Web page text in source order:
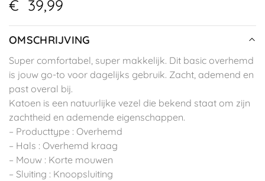
€ 39,99
OMSCHRIJVING
Super comfortabel, super makkelijk. Dit basic overhemd
is jouw go-to voor dagelijks gebruik. Zacht, ademend en
past overal bij.
Katoen is een natuurlijke vezel die bekend staat om zijn
zachtheid en ademende eigenschappen.
– Producttype : Overhemd
– Hals : Overhemd kraag
– Mouw : Korte mouwen
– Sluiting : Knoopsluiting